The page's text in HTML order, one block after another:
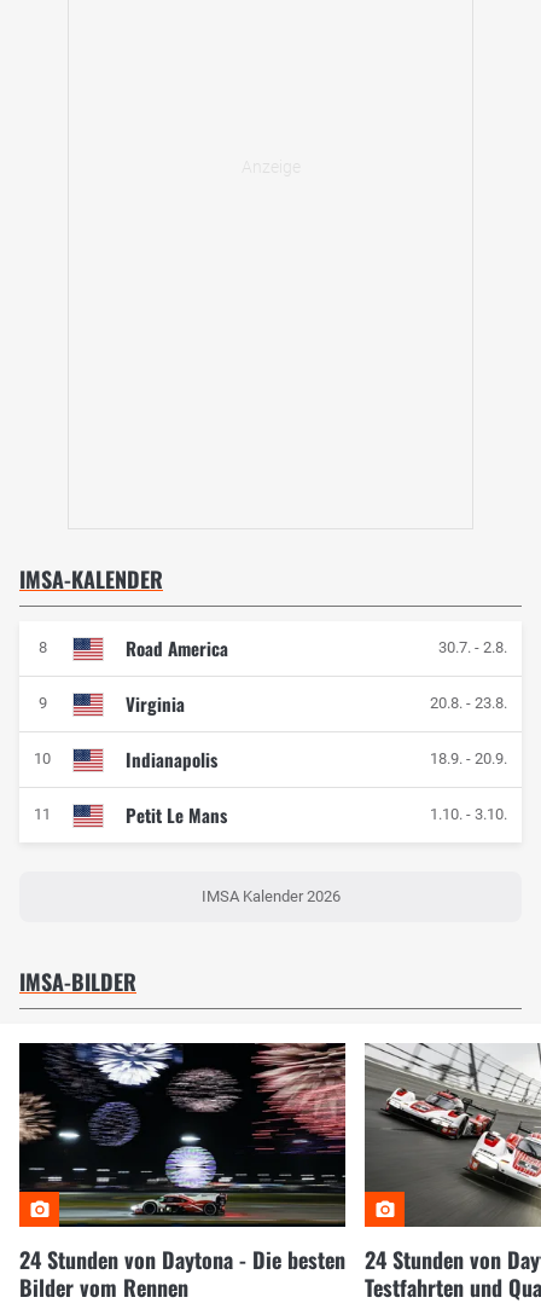
IMSA-KALENDER
8 Road America 30.7. - 2.8.
9 Virginia 20.8. - 23.8.
10 Indianapolis 18.9. - 20.9.
11 Petit Le Mans 1.10. - 3.10.
IMSA Kalender 2026
IMSA-BILDER
24 Stunden von Daytona - Die besten
Bilder vom Rennen
24 Stunden von
Testfahrten und